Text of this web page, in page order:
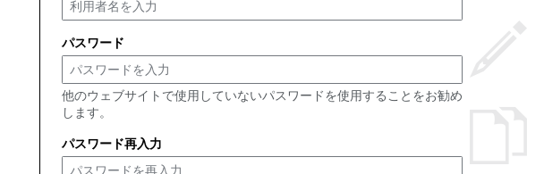
パスワード
他のウェブサイトで使用していないパスワードを使用することをお勧め
します。
パスワード再入力